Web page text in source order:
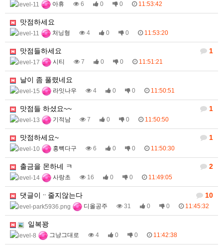
아휴 6 0 0 11:53:42
맛점하세요
처닝형 4 0 0 11:53:20
1
맛점들하세요
시티 7 0 0 11:51:21
날이 좀 풀렸네요
라잇나우 4 0 0 11:50:51
1
맛점들 하셨요~~
기적남 7 0 0 11:50:50
1
맛점하세요~
홍뼉다구 6 0 0 11:50:30
2
출금을 몬하네 ㅋ
사랑초 16 0 0 11:49:05
10
댓글이ᆢ줄지않는다
디올공주 31 0 0 11:45:32
일복꽝
그냥그대로 4 0 0 11:42:38